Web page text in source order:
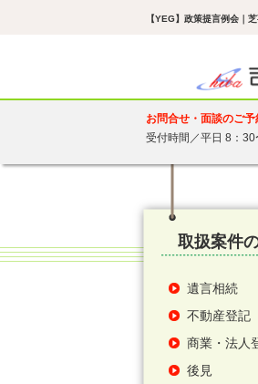
【YEG】政策提言例会 ｜
お問合せ・面談のご
受付時間／平日 8：
取扱案件
遺言相続
不動産登記
商業・法人
後見